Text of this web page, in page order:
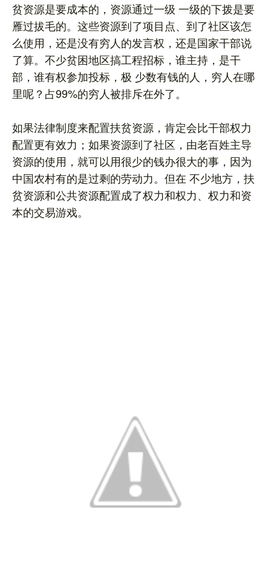
贫资源是要成本的，资源通过一级 一级的下拨是要
雁过拔毛的。这些资源到了项目点、到了社区该怎
么使用，还是没有穷人的发言权，还是国家干部说
了算。不少贫困地区搞工程招标，谁主持，是干
部，谁有权参加投标，极 少数有钱的人，穷人在哪
里呢？占99%的穷人被排斥在外了。
如果法律制度来配置扶贫资源，肯定会比干部权力
配置更有效力；如果资源到了社区，由老百姓主导
资源的使用，就可以用很少的钱办很大的事，因为
中国农村有的是过剩的劳动力。但在 不少地方，扶
贫资源和公共资源配置成了权力和权力、权力和资
本的交易游戏。